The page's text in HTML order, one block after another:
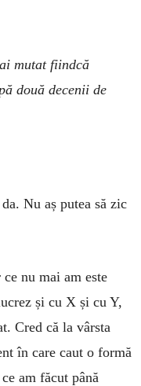
mutat fiindcă
două decenii de
Nu aș putea să zic
nu mai am este
și cu X și cu Y,
Cred că la vârsta
în care caut o formă
am făcut până